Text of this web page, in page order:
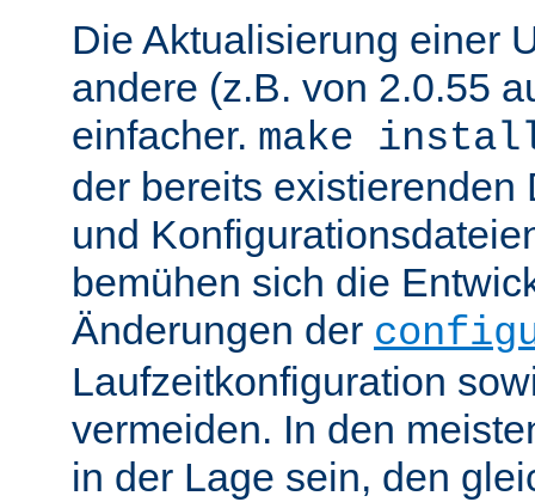
Die Aktualisierung einer
andere (z.B. von 2.0.55
einfacher. make
der bereits existierenden
und
bemühen sich die
Änderungen der
Laufzeitkonfiguration
vermeiden. In den
in der Lage sein, den